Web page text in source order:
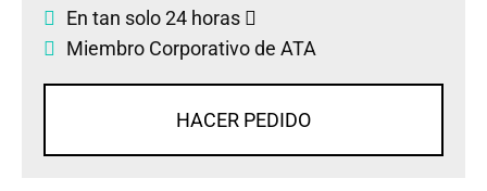
En tan solo 24 horas
Miembro Corporativo de ATA
HACER PEDIDO